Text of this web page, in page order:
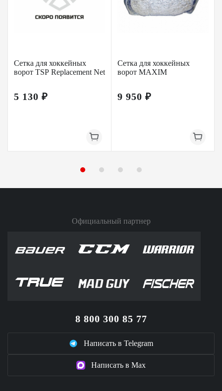
Сетка для хоккейных
ворот TSP Replacement Net
5 130 ₽
Сетка для хоккейных
ворот MAXIM
9 950 ₽
Официальный партнер
8 800 300 85 77
Написать в Telegram
Написать в Max